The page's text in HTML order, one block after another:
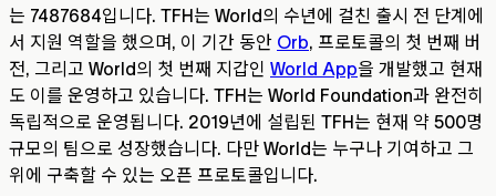
는 7487684입니다. TFH는 World의 수년에 걸친 출시 전 단계에
서 지원 역할을 했으며, 이 기간 동안 Orb, 프로토콜의 첫 번째 버
전, 그리고 World의 첫 번째 지갑인 World App을 개발했고 현재
도 이를 운영하고 있습니다. TFH는 World Foundation과 완전히
독립적으로 운영됩니다. 2019년에 설립된 TFH는 현재 약 500명
규모의 팀으로 성장했습니다. 다만 World는 누구나 기여하고 그
위에 구축할 수 있는 오픈 프로토콜입니다.